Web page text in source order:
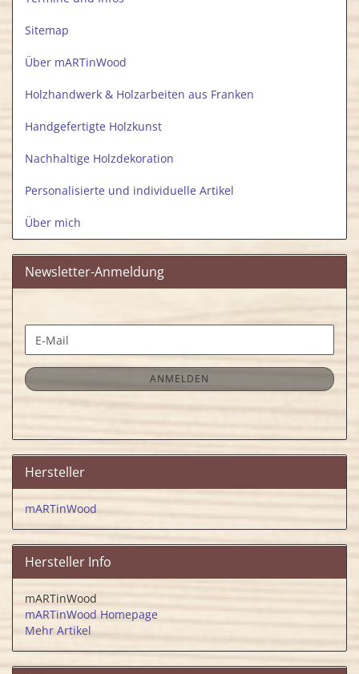
Sitemap
Über mARTinWood
Holzhandwerk & Holzarbeiten aus Franken
Handgefertigte Holzkunst
Nachhaltige Holzdekoration
Personalisierte und individuelle Artikel
Über mich
Newsletter-Anmeldung
WEITER
ZUR
NEWSLETTER-
ANMELDUNG
E-
Mail
ANMELDEN
Hersteller
mARTinWood
Hersteller Info
mARTinWood
mARTinWood Homepage
Mehr Artikel